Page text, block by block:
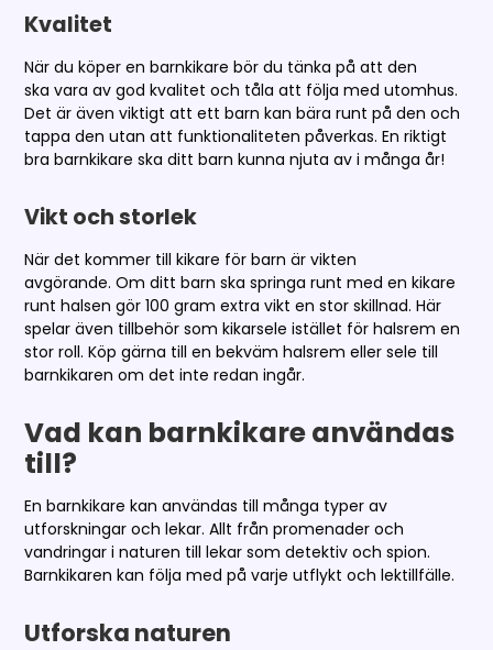
Kvalitet
När du köper en barnkikare bör du tänka på att den
ska vara av god kvalitet och tåla att följa med utomhus.
Det är även viktigt att ett barn kan bära runt på den och
tappa den utan att funktionaliteten påverkas. En riktigt
bra barnkikare ska ditt barn kunna njuta av i många år!
Vikt och storlek
När det kommer till kikare för barn är vikten
avgörande. Om ditt barn ska springa runt med en kikare
runt halsen gör 100 gram extra vikt en stor skillnad. Här
spelar även tillbehör som kikarsele istället för halsrem en
stor roll. Köp gärna till en bekväm halsrem eller sele till
barnkikaren om det inte redan ingår.
Vad kan barnkikare användas
till?
En barnkikare kan användas till många typer av
utforskningar och lekar. Allt från promenader och
vandringar i naturen till lekar som detektiv och spion.
Barnkikaren kan följa med på varje utflykt och lektillfälle.
Utforska naturen